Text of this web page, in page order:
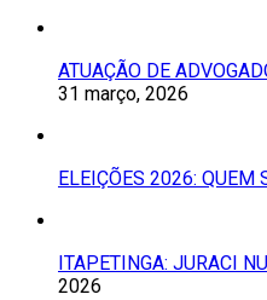
ATUAÇÃO DE
31 março, 2026
ELEIÇÕES 2026: QUEM
ITAPETINGA: JURACI
2026